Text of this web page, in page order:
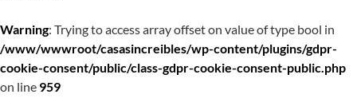
Warning: Trying to access array offset on value of type bool in
/www/wwwroot/casasincreibles/wp-content/plugins/gdpr-
cookie-consent/public/class-gdpr-cookie-consent-public.php
on line 959